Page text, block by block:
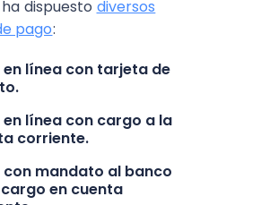
dispuesto diversos
pago:
en línea con tarjeta de
en línea con cargo a la
corriente.
con mandato al banco
en cuenta